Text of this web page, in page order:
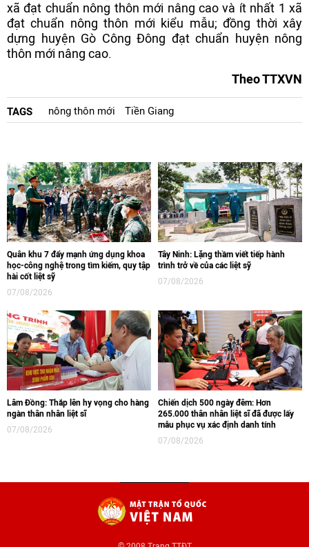
xã đạt chuẩn nông thôn mới nâng cao và ít nhất 1 xã
đạt chuẩn nông thôn mới kiểu mẫu; đồng thời xây
dựng huyện Gò Công Đông đạt chuẩn huyện nông
thôn mới nâng cao.
Theo TTXVN
TAGS nông thôn mới Tiền Giang
Quân khu 7 đẩy mạnh ứng dụng khoa
học-công nghệ trong tìm kiếm, quy tập
hài cốt liệt sỹ
07/08/2026
Tây Ninh: Lặng thầm viết tiếp hành
trình trở về của các liệt sỹ
07/08/2026
Lâm Đồng: Thắp lên hy vọng cho hàng
ngàn thân nhân liệt sĩ
07/08/2026
Chiến dịch 500 ngày đêm: Hơn
265.000 thân nhân liệt sĩ đã được lấy
mẫu phục vụ xác định danh tính
07/08/2026